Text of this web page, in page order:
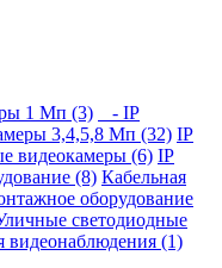
1 Мп (3)
- IP
3,4,5,8 Мп (32) IP
видеокамеры (6) IP
(8) Кабельная
оборудование
светодиодные
(1)